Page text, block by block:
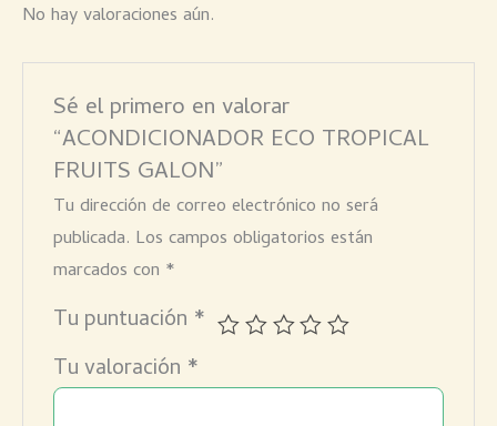
No hay valoraciones aún.
Sé el primero en valorar
“ACONDICIONADOR ECO TROPICAL
FRUITS GALON”
Tu dirección de correo electrónico no será
publicada. Los campos obligatorios están
marcados con *
Tu puntuación *
Tu valoración *